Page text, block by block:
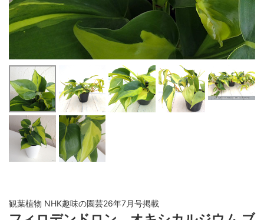
観葉植物 NHK趣味の園芸26年7月号掲載